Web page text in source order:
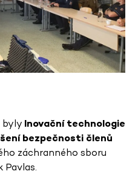
byly Inovační technologie
bezpečnosti členů
záchranného sboru
Pavlas.